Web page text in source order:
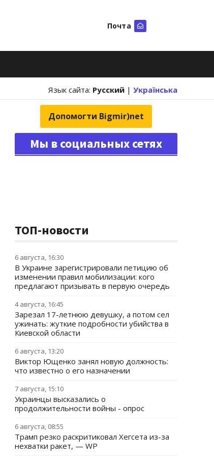
Почта
Язык сайта: Русский | Українська
Допомогти Bigmir)net
Мы в социальных сетях
ТОП-новости
6 августа, 16:30
В Украине зарегистрировали петицию об
изменении правил мобилизации: кого
предлагают призывать в первую очередь
4 августа, 16:45
Зарезал 17-летнюю девушку, а потом сел
ужинать: жуткие подробности убийства в
Киевской области
6 августа, 13:20
Виктор Ющенко занял новую должность:
что известно о его назначении
7 августа, 15:10
Украинцы высказались о
продолжительности войны - опрос
6 августа, 08:55
Трамп резко раскритиковал Хегсета из-за
нехватки ракет, — WP